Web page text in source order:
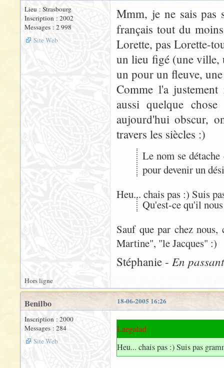
Lieu : Strasbourg
Inscription : 2002
Messages : 2 998
Site Web
Mmm, je ne sais pas
français tout du
Lorette, pas Lorette-
un lieu figé (une ville,
un pour un fleuve,
Comme l'a
aussi quelque
aujourd'hui obscur,
travers les siècles :)
Le nom se
pour devenir un
Heu... chais pas :) Suis
Qu'est-ce qu'il
Sauf que par chez
Martine", "le Jacques" :)
Stéphanie - En
Hors ligne
18-06-2005 16:26
Benilbo
Inscription : 2000
Messages : 284
Site Web
Laegalad
Heu... chais pas :) Suis pas